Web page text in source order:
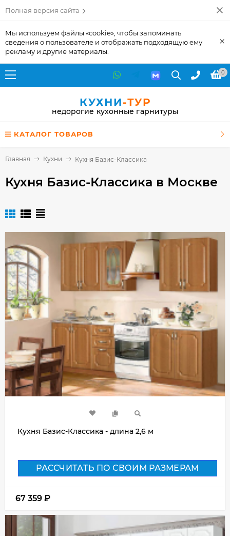
Полная версия сайта
Мы используем файлы «cookie», чтобы запоминать
сведения о пользователе и отображать подходящую ему
рекламу и другие материалы.
×
0
КУХНИ-ТУР
недорогие кухонные гарнитуры
КАТАЛОГ ТОВАРОВ
Главная Кухни Кухня Базис-Классика
Кухня Базис-Классика в Москве
Кухня Базис-Классика - длина 2,6 м
РАССЧИТАТЬ ПО СВОИМ РАЗМЕРАМ
67 359 ₽